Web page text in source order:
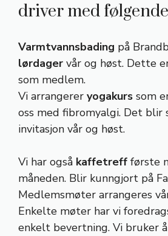
driver med
Varmtvannsbading på
lørdager vår og høst. Dette
som medlem.
Vi arrangerer yogakurs som
oss med fibromyalgi. Det blir
invitasjon vår og høst.
Vi har også kaffetreff første
måneden. Blir kunngjort på
Medlemsmøter arrangeres
Enkelte møter har vi
enkelt bevertning. Vi bruker